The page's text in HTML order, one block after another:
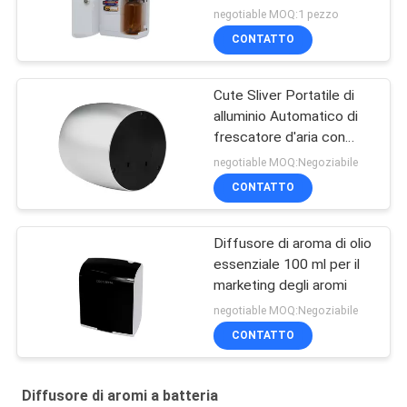
di capacità
negotiable MOQ:1 pezzo
CONTATTO
Cute Sliver Portatile di
alluminio Automatico di
frescatore d'aria con
bottiglia di vetro da 60 ml
negotiable MOQ:Negoziabile
CONTATTO
Diffusore di aroma di olio
essenziale 100 ml per il
marketing degli aromi
negotiable MOQ:Negoziabile
CONTATTO
Diffusore di aromi a batteria